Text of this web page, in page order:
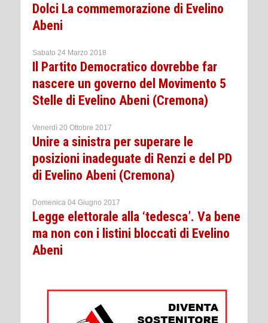
Dolci La commemorazione di Evelino
Abeni
Sabato 24 Marzo 2018
Il Partito Democratico dovrebbe far
nascere un governo del Movimento 5
Stelle di Evelino Abeni (Cremona)
Venerdì 20 Ottobre 2017
Unire a sinistra per superare le
posizioni inadeguate di Renzi e del PD
di Evelino Abeni (Cremona)
Domenica 04 Giugno 2017
Legge elettorale alla ‘tedesca’. Va bene
ma non con i listini bloccati di Evelino
Abeni